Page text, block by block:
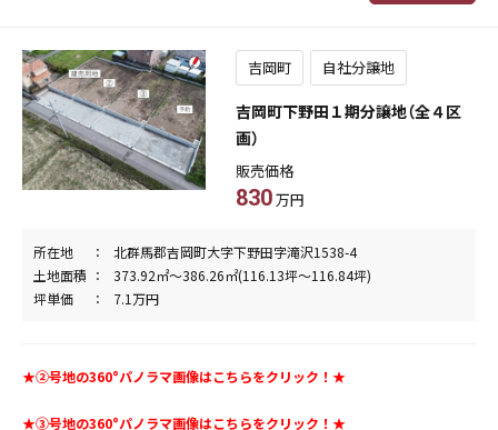
吉岡町 自社分譲地
吉岡町下野田１期分譲地（全４区
画）
販売価格
830万円
所在地
北群馬郡吉岡町大字下野田字滝沢1538-4
土地面積
373.92㎡～386.26㎡(116.13坪～116.84坪)
坪単価
7.1万円
★➁号地の360°パノラマ画像はこちらをクリック！★
★➂号地の360°パノラマ画像はこちらをクリック！★